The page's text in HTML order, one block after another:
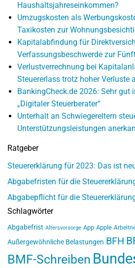
Haushaltsjahreseinkommen?
Umzugskosten als
Taxikosten zur
Kapitalabfindung für
Verfassungsbeschwerde zur
Verlustverrechnung bei
Steuererlass trotz hoher Verluste
BankingCheck.de 2026: Sehr gut
„Digitaler Steuerberater“
Unterhalt an Schwiegereltern
Unterstützungsleistungen
Ratgeber
Steuererklärung für 2023: Das ist
Abgabefristen für die
Abgabepflicht für die
Schlagwörter
Abgabefrist Altersvorsorge App Apple
Außergewöhnliche Belastungen BFH
BMF-Schreiben